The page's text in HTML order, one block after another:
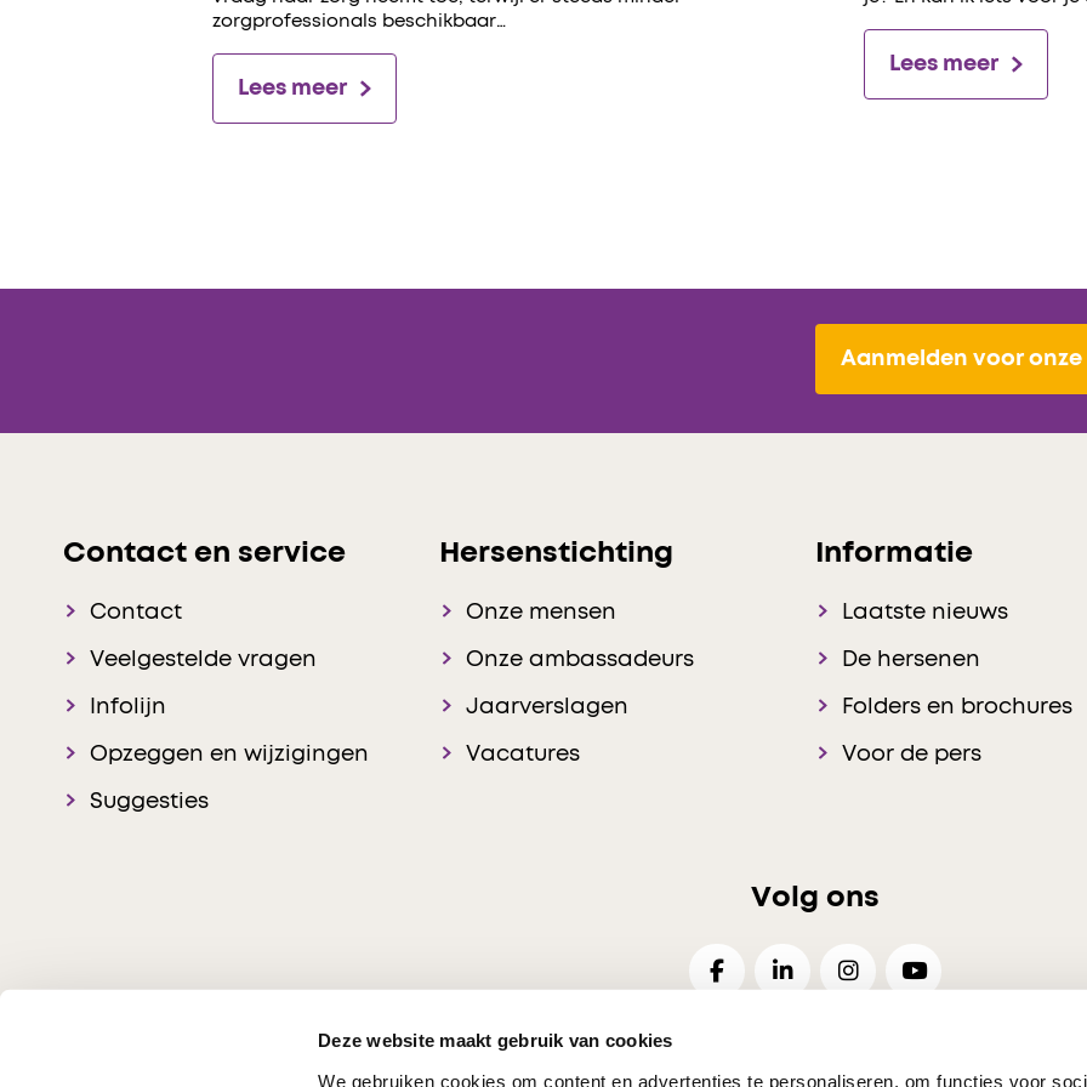
Deze website maakt gebruik van cookies
We gebruiken cookies om content en advertenties te personaliseren, om functies voor
zorgprofessionals beschikbaar…
Lees meer
Lees meer
Aanmelden voor
Contact en service
Contact
Veelgestelde vragen
Infolijn
Opzeggen en wijzigingen
Suggesties
Hersenstichting
Onze mensen
Onze ambassadeurs
Jaarverslagen
Vacatures
Informatie
Laatste nieuws
De hersenen
Folders en brochures
Voor de pers
Volg ons